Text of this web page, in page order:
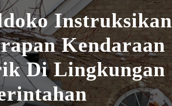
Instruksikan
Kendaraan
Di Lingkungan